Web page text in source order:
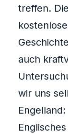
treffen.
auch
wir uns